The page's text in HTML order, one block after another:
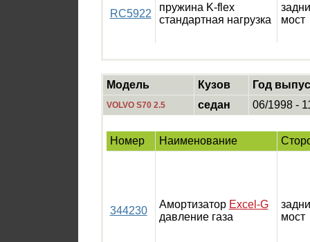
RC5922
пружина K-flex
стандартная нагрузка
мост
Модель Кузов Год
VOLVO S70 2.5 седан 06/1998 -
Номер Наименование
344230
Амортизатор Excel-G
давление газа
мост